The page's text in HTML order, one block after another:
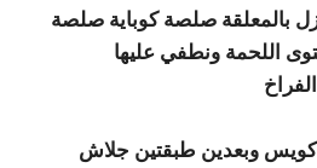
بالمعلقة صلصة كوباية صلصة
اللحمة ونطفي عليها
كويس وبعدين طبقتين جلاش